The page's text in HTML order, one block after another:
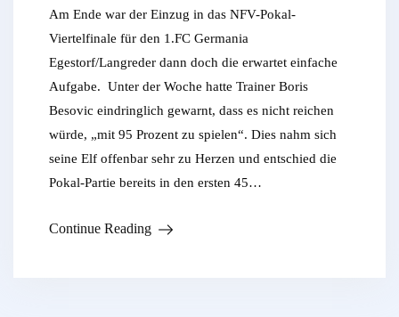
Am Ende war der Einzug in das NFV-Pokal-
Viertelfinale für den 1.FC Germania
Egestorf/Langreder dann doch die erwartet einfache
Aufgabe. Unter der Woche hatte Trainer Boris
Besovic eindringlich gewarnt, dass es nicht reichen
würde, „mit 95 Prozent zu spielen“. Dies nahm sich
seine Elf offenbar sehr zu Herzen und entschied die
Pokal-Partie bereits in den ersten 45…
Continue Reading